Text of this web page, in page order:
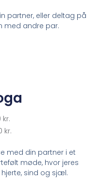
partner, eller deltag på
med andre par.
kr.
kr.
med din partner i et
møde, hvor jeres
hjerte, sind og sjæl.